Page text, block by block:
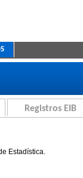
Registros EIB
Estadística.